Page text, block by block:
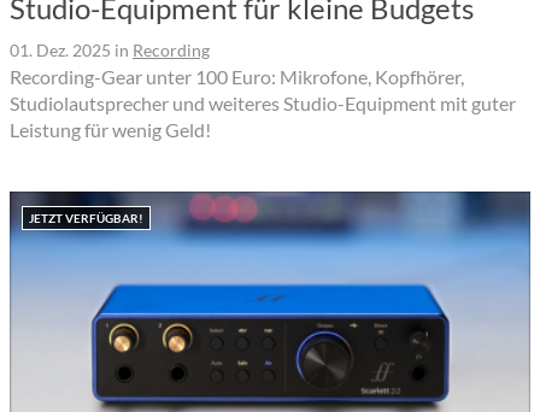
Studio-Equipment für kleine Budgets
01. Dez. 2025 in Recording
Recording-Gear unter 100 Euro: Mikrofone, Kopfhörer,
Studiolautsprecher und weiteres Studio-Equipment mit guter
Leistung für wenig Geld!
JETZT VERFÜGBAR!